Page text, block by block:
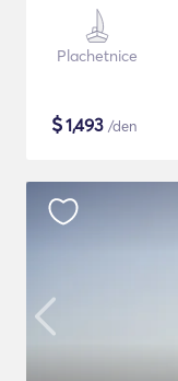
Plachetnice
$1,493 /den